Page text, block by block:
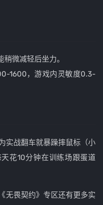
微减轻后坐力。
1600，游戏内灵敏度0.3-
实战翻车就暴躁摔鼠标（小
花10分钟在训练场跟蛋道
无畏契约》专区还有更多实